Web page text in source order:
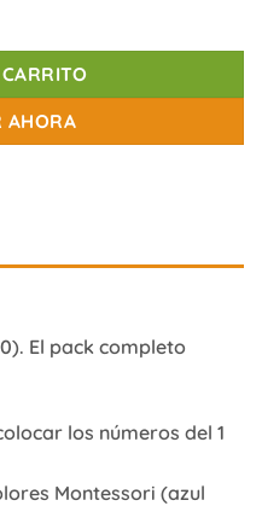
AHORA
El pack completo
los números del 1
Montessori (azul